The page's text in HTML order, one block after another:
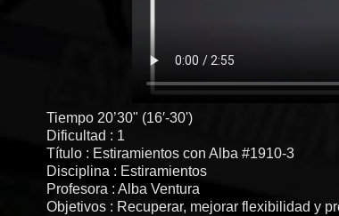
Tiempo 20’30" (16′-30')
Dificultad : 1
Título : Estiramientos con Alba #1910-3
Disciplina : Estiramientos
Profesora : Alba Ventura
Objetivos : Recuperar, mejorar flexibilidad y